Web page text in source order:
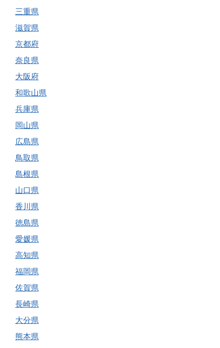
三重県
滋賀県
京都府
奈良県
大阪府
和歌山県
兵庫県
岡山県
広島県
鳥取県
島根県
山口県
香川県
徳島県
愛媛県
高知県
福岡県
佐賀県
長崎県
大分県
熊本県